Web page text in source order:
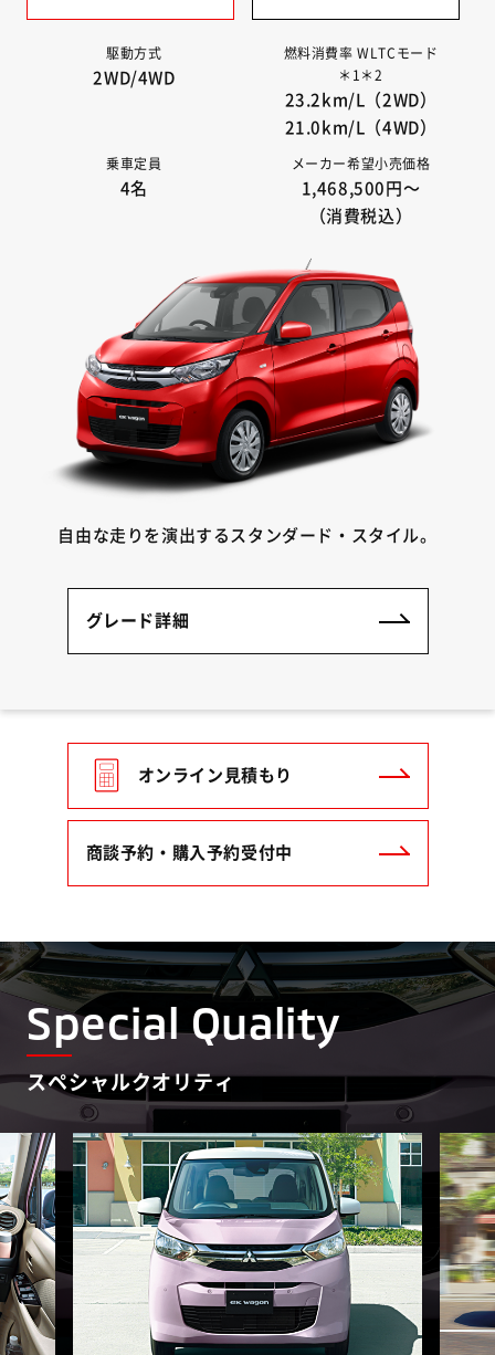
駆動方式
2WD/4WD
燃料消費率 WLTCモード
＊1＊2
23.2km/L（2WD）
21.0km/L（4WD）
乗車定員
4名
メーカー希望小売価格
1,468,500円〜
（消費税込）
自由な走りを演出するスタンダード・スタイル。
グレード詳細
オンライン見積もり
商談予約・購入予約受付中
Special Quality
スペシャルクオリティ